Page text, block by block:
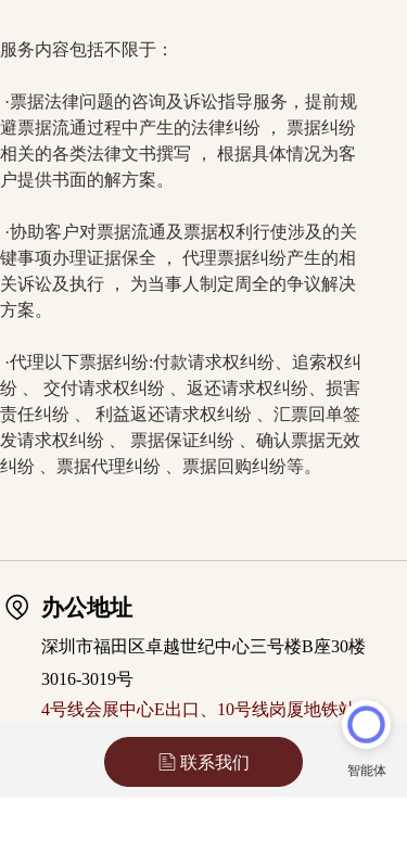
服务内容包括不限于：
避票据流通过程中产生的法律纠纷 ， 票据纠纷
相关的各类法律文书撰写 ， 根据具体情况为客
户提供书面的解方案。
键事项办理证据保全 ， 代理票据纠纷产生的相
关诉讼及执行 ， 为当事人制定周全的争议解决
方案。
纷 、 交付请求权纠纷 、返还请求权纠纷、损害
责任纠纷 、 利益返还请求权纠纷 、汇票回单签
发请求权纠纷 、 票据保证纠纷 、确认票据无效
纠纷 、票据代理纠纷 、票据回购纠纷等。
联系我们
办公地址
深圳市福田区卓越世纪中心三号楼B座30楼
3016-3019号
4号线会展中心E出口、10号线岗厦地铁站
D出口均可直达